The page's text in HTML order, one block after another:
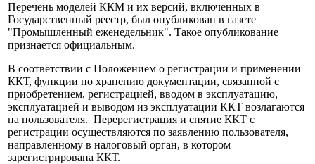
Перечень моделей ККМ и их версий, включенных в
Государственный реестр, был опубликован в газете
"Промышленный еженедельник". Такое опубликование
признается официальным.
В соответствии с Положением о регистрации и применении
ККТ, функции по хранению документации, связанной с
приобретением, регистрацией, вводом в эксплуатацию,
эксплуатацией и выводом из эксплуатации ККТ возлагаются
на пользователя. Перерегистрация и снятие ККТ с
регистрации осуществляются по заявлению пользователя,
направленному в налоговый орган, в котором
зарегистрирована ККТ.